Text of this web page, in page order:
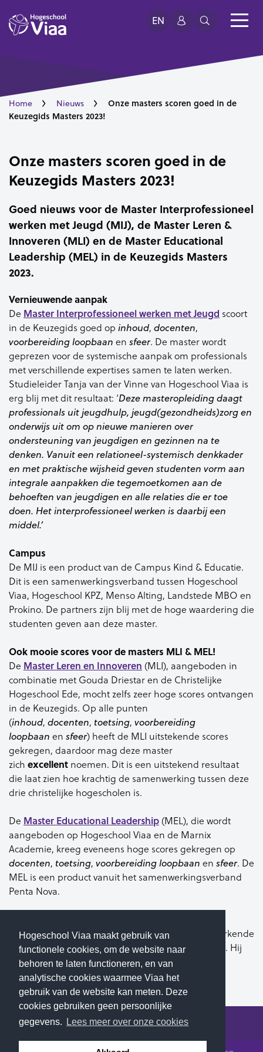
Hogeschool Viaa maakt gebruik van
functionele cookies, om de website naar
behoren te laten functioneren, en van
analytische cookies waarmee Viaa het
gebruik van de website kan meten. Deze
cookies gebruiken geen persoonlijke
gegevens.
Lees meer over onze cookies
EN
Home Nieuws
Onze masters scoren goed in de
Keuzegids Masters 2023!
Onze masters scoren goed in de
Keuzegids Masters 2023!
Goed nieuws voor de Master Interprofessioneel
werken met Jeugd (MIJ), de Master Leren &
Innoveren (MLI) en de Master Educational
Leadership (MEL) in de Keuzegids Masters
2023.
Vernieuwende aanpak
De Master Interprofessioneel werken met Jeugd scoort
in de Keuzegids goed op inhoud, docenten,
voorbereiding loopbaan en sfeer. De master wordt
geprezen voor de systemische aanpak om professionals
met verschillende expertises samen te laten werken.
Studieleider Tanja van der Vinne van Hogeschool Viaa is
erg blij met dit resultaat: ‘Deze masteropleiding daagt
professionals uit jeugdhulp, jeugd(gezondheids)zorg en
onderwijs uit om op nieuwe manieren over
ondersteuning van jeugdigen en gezinnen na te
denken. Vanuit een relationeel-systemisch denkkader
en met praktische wijsheid geven studenten vorm aan
integrale aanpakken die tegemoetkomen aan de
behoeften van jeugdigen en alle relaties die er toe
doen. Het interprofessioneel werken is daarbij een
middel.’
Campus
De MIJ is een product van de Campus Kind & Educatie.
Dit is een samenwerkingsverband tussen Hogeschool
Viaa, Hogeschool KPZ, Menso Alting, Landstede MBO en
Prokino. De partners zijn blij met de hoge waardering die
studenten geven aan deze master.
Ook mooie scores voor de masters MLI & MEL!
De Master Leren en Innoveren (MLI), aangeboden in
combinatie met Gouda Driestar en de Christelijke
Hogeschool Ede, mocht zelfs zeer hoge scores ontvangen
in de Keuzegids. Op alle punten
(inhoud, docenten, toetsing, voorbereiding
loopbaan en sfeer) heeft de MLI uitstekende scores
gekregen, daardoor mag deze master
zich excellent noemen. Dit is een uitstekend resultaat
die laat zien hoe krachtig de samenwerking tussen deze
drie christelijke hogescholen is.
De Master Educational Leadership (MEL), die wordt
aangeboden op Hogeschool Viaa en de Marnix
Academie, kreeg eveneens hoge scores gekregen op
docenten, toetsing, voorbereiding loopbaan en sfeer. De
MEL is een product vanuit het samenwerkingsverband
Penta Nova.
DeKeuzegids is een onafhankelijke gids die alle erkende
opleidingen in Nederland beschrijft en beoordeelt. Hij
verschijnt jaarlijks, sinds 2010 in vijf edities van
middelbaar beroepsonderwijs tot en met masters.